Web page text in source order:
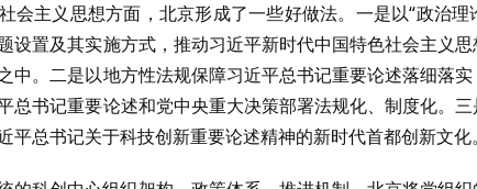
会主义思想方面，北京形成了一些好做法。一是以“政治
设置及其实施方式，推动习近平新时代中国特色社会主义
中。二是以地方性法规保障习近平总书记重要论述落细落
总书记重要论述和党中央重大决策部署法规化、制度化。
平总书记关于科技创新重要论述精神的新时代首都创新文化。